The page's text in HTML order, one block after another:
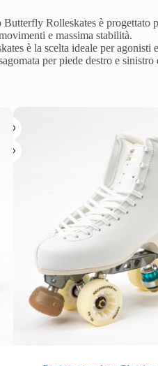
Rolleskates è progettato
e massima stabilità.
è la scelta ideale per
per piede destro e